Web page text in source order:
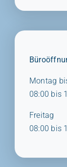
Montag
08:00 bis
Freitag
08:00 bis